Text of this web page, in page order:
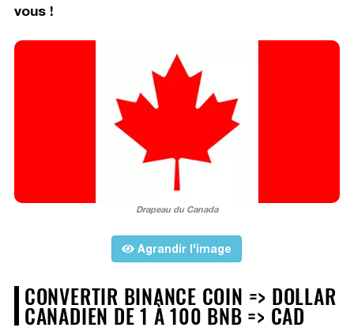
vous !
Drapeau du Canada
Agrandir l'image
CONVERTIR BINANCE COIN => DOLLAR
CANADIEN DE 1 À 100 BNB => CAD